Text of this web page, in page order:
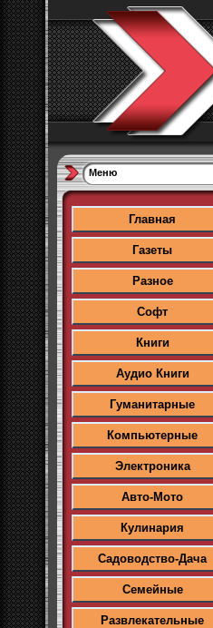
Меню
Главная
Газеты
Разное
Софт
Книги
Аудио Книги
Гуманитарные
Компьютерные
Электроника
Авто-Мото
Кулинария
Садоводство-Дача
Семейные
Развлекательные